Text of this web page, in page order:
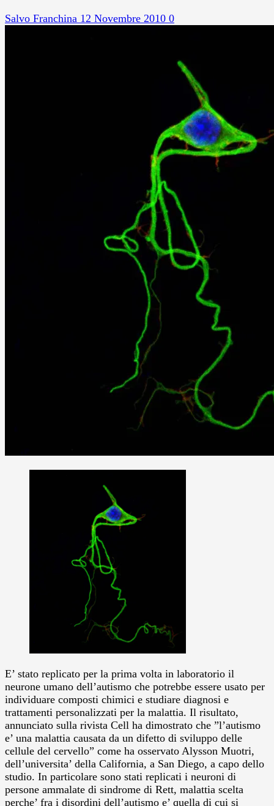
Salvo Franchina 12 Novembre 2010 0
E’ stato replicato per la prima volta in laboratorio il
neurone umano dell’autismo che potrebbe essere usato per
individuare composti chimici e studiare diagnosi e
trattamenti personalizzati per la malattia. Il risultato,
annunciato sulla rivista Cell ha dimostrato che ”l’autismo
e’ una malattia causata da un difetto di sviluppo delle
cellule del cervello” come ha osservato Alysson Muotri,
dell’universita’ della California, a San Diego, a capo dello
studio. In particolare sono stati replicati i neuroni di
persone ammalate di sindrome di Rett, malattia scelta
perche’ fra i disordini dell’autismo e’ quella di cui si